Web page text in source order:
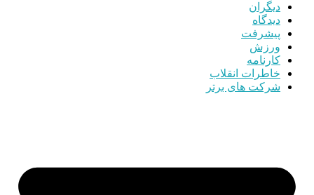
دیگران
دیدگاه
پیشرفت
ورزش
کارنامه
خاطرات انقلاب
شرکت های برتر